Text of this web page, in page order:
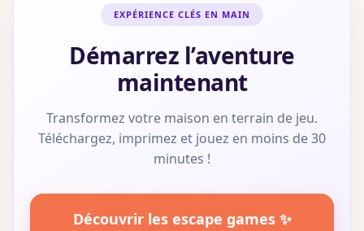
EXPÉRIENCE CLÉS EN MAIN
Démarrez l’aventure
maintenant
Transformez votre maison en terrain de jeu.
Téléchargez, imprimez et jouez en moins de 30
minutes !
Découvrir les escape games ✨